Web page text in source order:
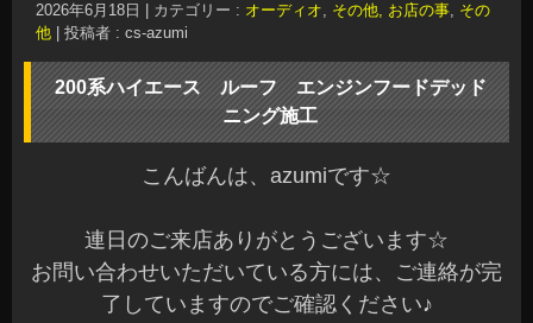
2026年6月18日 カテゴリー : オーディオ, その他, お店の事, その
他
投稿者 : cs-azumi
200系ハイエース ルーフ エンジンフードデッド
ニング施工
こんばんは、azumiです☆
連日のご来店ありがとうございます☆
お問い合わせいただいている方には、ご連絡が完
了していますのでご確認ください♪